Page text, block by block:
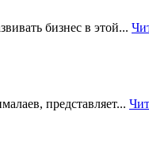
бизнес в этой...
представляет...